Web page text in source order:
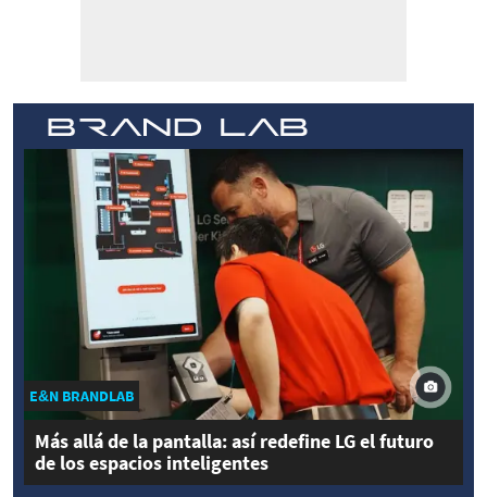
E&N BRANDLAB
Más allá de la pantalla: así redefine LG el futuro
de los espacios inteligentes